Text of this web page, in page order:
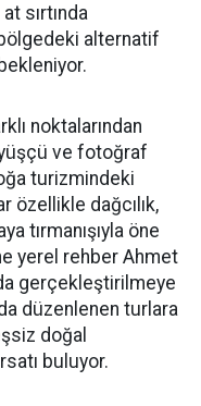
sırtında
alternatif
noktalarından
ve fotoğraf
turizmindeki
özellikle dağcılık,
tırmanışıyla öne
yerel rehber Ahmet
gerçekleştirilmeye
düzenlenen turlara
doğal
buluyor.